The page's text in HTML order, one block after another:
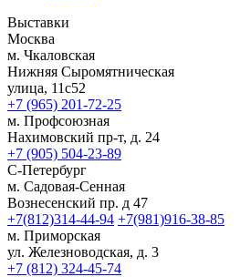
Выставки
Москва
м. Чкаловская
Нижняя Сыромятническая
улица, 11с52
+7 (965) 201-72-25
м. Профсоюзная
Нахимовский пр-т, д. 24
+7 (905) 504-23-89
С-Петербург
м. Садовая-Сенная
Вознесенский пр. д 47
+7(812)314-44-94 +7(981)916-38-85
м. Приморская
ул. Железноводская, д. 3
+7 (812) 324-45-74